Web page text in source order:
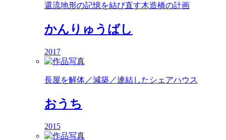
還流地形の記憶を結び直す木造橋の計画
かんりゅうばし
2017
長屋を解体／減築／連結したシェアハウス
おうち
2015